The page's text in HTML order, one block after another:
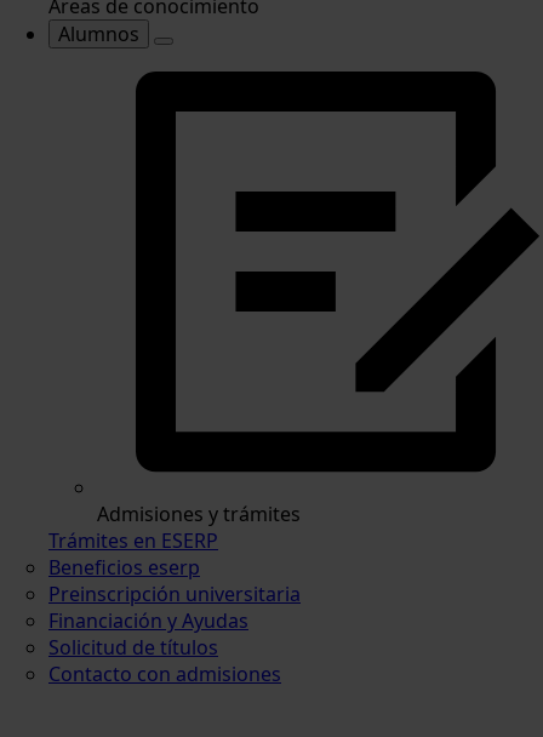
Áreas de conocimiento
Alumnos
Admisiones y trámites
Trámites en ESERP
Beneficios eserp
Preinscripción universitaria
Financiación y Ayudas
Solicitud de títulos
Contacto con admisiones